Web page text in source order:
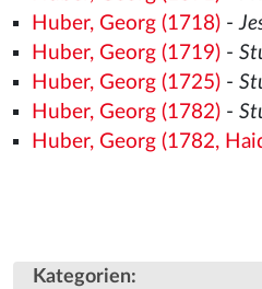
Huber, Georg (1718)-
Huber, Georg (1719)-
Huber, Georg (1725)-
Huber, Georg (1782)-
Huber, Georg (1782,
Kategorien: